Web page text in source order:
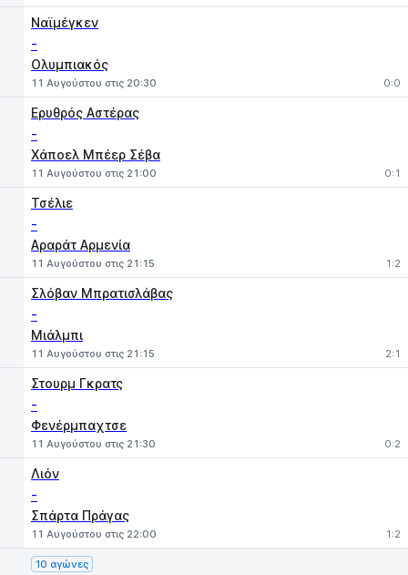
Ναϊμέγκεν
-
Ολυμπιακός
11 Αυγούστου στις 20:30 0:0
Ερυθρός Αστέρας
-
Χάποελ Μπέερ Σέβα
11 Αυγούστου στις 21:00 0:1
Τσέλιε
-
Αραράτ Αρμενία
11 Αυγούστου στις 21:15 1:2
Σλόβαν Μπρατισλάβας
-
Μιάλμπι
11 Αυγούστου στις 21:15 2:1
Στουρμ Γκρατς
-
Φενέρμπαχτσε
11 Αυγούστου στις 21:30 0:2
Λιόν
-
Σπάρτα Πράγας
11 Αυγούστου στις 22:00 1:2
10 αγώνες